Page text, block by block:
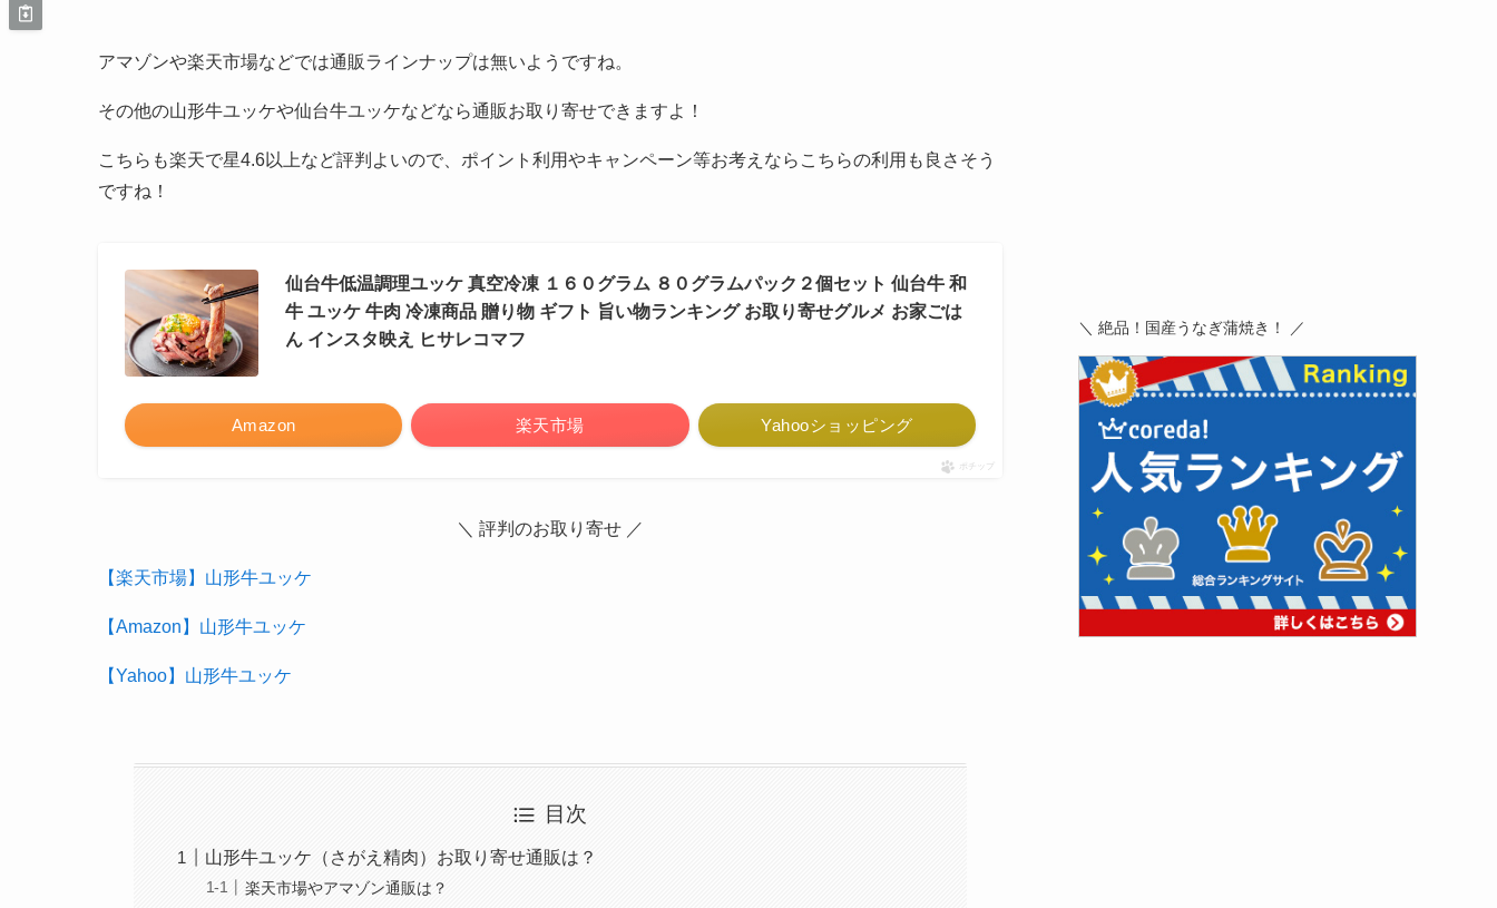
アマゾンや楽天市場などでは通販ラインナップは無いようですね。
その他の山形牛ユッケや仙台牛ユッケなどなら通販お取り寄せできますよ！
こちらも楽天で星4.6以上など評判よいので、ポイント利用やキャンペーン等お考えならこちらの利用も良さそう
ですね！
仙台牛低温調理ユッケ 真空冷凍 １６０グラム ８０グラムパック２個セット 仙台牛 和
牛 ユッケ 牛肉 冷凍商品 贈り物 ギフト 旨い物ランキング お取り寄せグルメ お家ごは
ん インスタ映え ヒサレコマフ
Amazon 楽天市場 Yahooショッピング
ポチップ
＼ 評判のお取り寄せ ／
【楽天市場】山形牛ユッケ
【Amazon】山形牛ユッケ
【Yahoo】山形牛ユッケ
目次
山形牛ユッケ（さがえ精肉）お取り寄せ通販は？
楽天市場やアマゾン通販は？
＼ 絶品！国産うなぎ蒲焼き！ ／